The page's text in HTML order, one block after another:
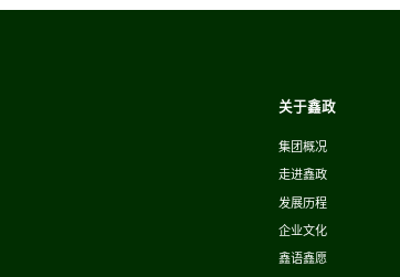
关于鑫政
集团概况
走进鑫政
发展历程
企业文化
鑫语鑫愿